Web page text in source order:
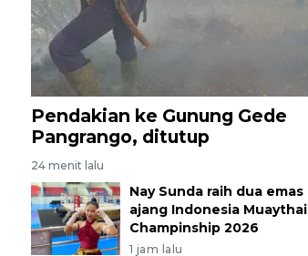
Pendakian ke Gunung Gede
Pangrango, ditutup
24 menit lalu
Nay Sunda raih dua emas
ajang Indonesia Muaythai
Champinship 2026
1 jam lalu